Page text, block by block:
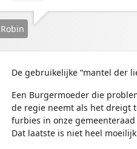
Robin
De gebruikelijke “mantel der
Een Burgermoeder die
de regie neemt als het dreigt
furbies in onze
Dat laatste is niet heel